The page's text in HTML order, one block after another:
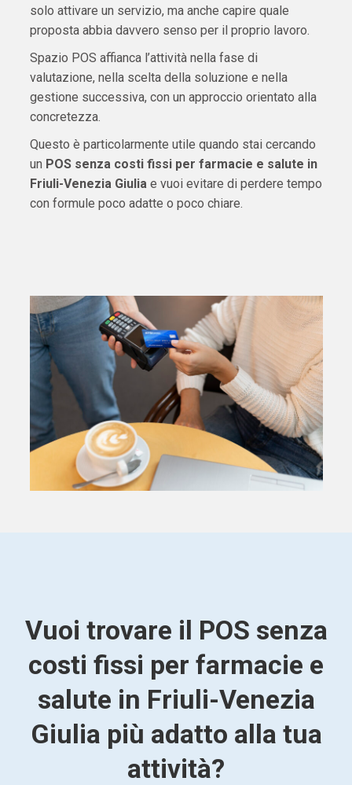
solo attivare un servizio, ma anche capire quale
proposta abbia davvero senso per il proprio lavoro.
Spazio POS affianca l’attività nella fase di
valutazione, nella scelta della soluzione e nella
gestione successiva, con un approccio orientato alla
concretezza.
Questo è particolarmente utile quando stai cercando
un POS senza costi fissi per farmacie e salute in
Friuli-Venezia Giuliae vuoi evitare di perdere tempo
con formule poco adatte o poco chiare.
Vuoi trovare il POS senza
costi fissi per farmacie e
salute in Friuli-Venezia
Giulia più adatto alla tua
attività?